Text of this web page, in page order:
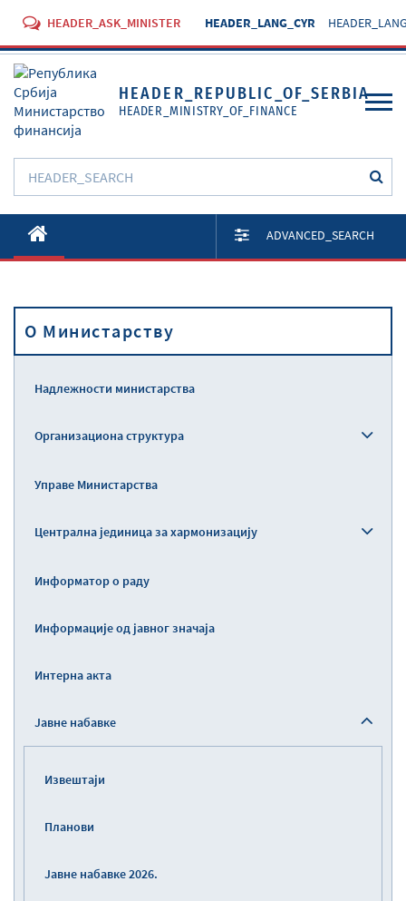
HEADER_ASK_MINISTER HEADER_LANG_CYR
HEADER_REPUBLIC_OF_SERBIA
HEADER_MINISTRY_OF_FINANCE
O Министарству
Активности
Прописи
ADVANCED_SEARCH
O Министарству
Надлежности министарства
Организациона структура
Управе Министарства
Централна јединица за хармонизацију
Информатор о раду
Информације од јавног значаја
Интерна акта
Јавне набавке
Извештаји
Планови
Јавне набавке 2026.